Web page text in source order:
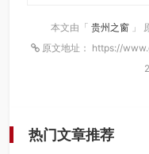
本文由「 贵州之窗 」
原文地址： https://
热门文章推荐